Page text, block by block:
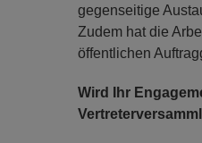
gegenseitige
Zudem hat die
öffentlichen
Wird Ihr